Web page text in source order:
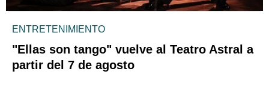
ENTRETENIMIENTO
"Ellas son tango" vuelve al Teatro Astral a
partir del 7 de agosto